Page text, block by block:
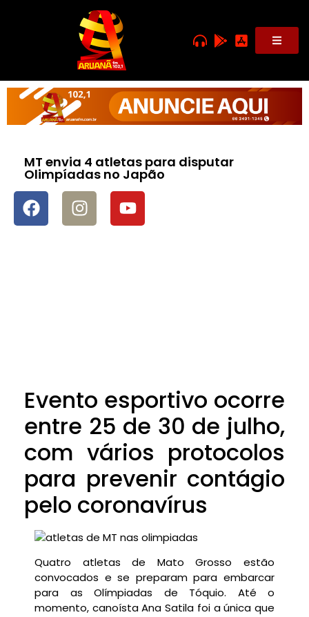
MT envia 4 atletas para disputar
Olimpíadas no Japão
Evento esportivo ocorre
entre 25 de 30 de julho,
com vários protocolos
para prevenir contágio
pelo coronavírus
Quatro atletas de Mato Grosso estão
convocados e se preparam para embarcar
para as Olímpiadas de Tóquio. Até o
momento, canoísta Ana Satila foi a única que